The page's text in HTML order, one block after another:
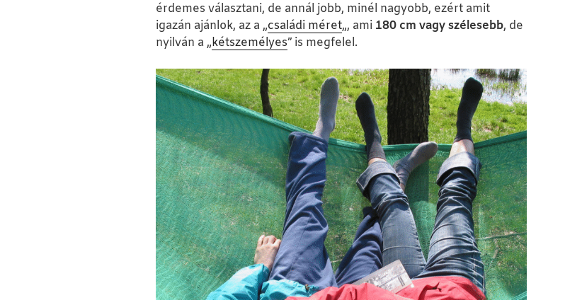
érdemes választani, de annál jobb, minél nagyobb, ezért amit
igazán ajánlok, az a „családi méret„, ami 180 cm vagy szélesebb, de
nyilván a „kétszemélyes” is megfelel.